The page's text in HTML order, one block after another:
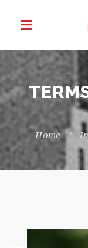
Home